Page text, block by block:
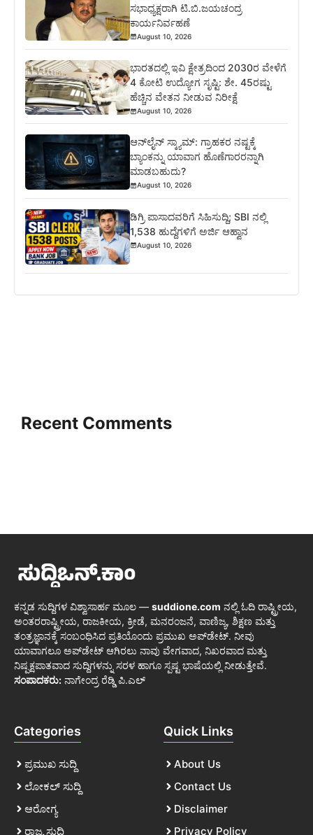
ಸಭಾಧ್ಯಕ್ಷರಾಗಿ ಟಿ.ಬಿ.ಜಯಚಂದ್ರ
ಕಾರ್ಯನಿರ್ವಹಣೆ
August 10, 2026
ಭಾರತದಲ್ಲಿ ಇವಿ ಕ್ಷೇತ್ರದಿಂದ 2030ರ ವೇಳೆಗೆ
4 ಕೋಟಿ ಉದ್ಯೋಗ ಸೃಷ್ಟಿ: ಶೇ. 45ರಷ್ಟು
ಹೆಚ್ಚಿನ ವೇತನ ನೀಡುವ ನಿರೀಕ್ಷೆ
August 10, 2026
ಆನ್‌ಲೈನ್ ಸ್ಕ್ಯಾಮ್: ಗ್ರಾಹಕರ ನಷ್ಟಕ್ಕೆ
ಬ್ಯಾಂಕನ್ನು ಯಾವಾಗ ಹೊಣೆಗಾರರನ್ನಾಗಿ
ಮಾಡಬಹುದು?
August 10, 2026
ಡಿಗ್ರಿ ಪಾಸಾದವರಿಗೆ ಸಿಹಿಸುದ್ದಿ; SBI ನಲ್ಲಿ
1,538 ಹುದ್ದೆಗಳಿಗೆ ಅರ್ಜಿ ಆಹ್ವಾನ
August 10, 2026
Recent Comments
ಕನ್ನಡ ಸುದ್ದಿಗಳ ವಿಶ್ವಾಸಾರ್ಹ ಮೂಲ — suddione.com ನಲ್ಲಿ ಓದಿ ರಾಷ್ಟ್ರೀಯ,
ಅಂತರರಾಷ್ಟ್ರೀಯ, ರಾಜಕೀಯ, ಕ್ರೀಡೆ, ಮನರಂಜನೆ, ವಾಣಿಜ್ಯ, ಶಿಕ್ಷಣ ಮತ್ತು
ತಂತ್ರಜ್ಞಾನಕ್ಕೆ ಸಂಬಂಧಿಸಿದ ಪ್ರತಿಯೊಂದು ಪ್ರಮುಖ ಅಪ್‌ಡೇಟ್. ನೀವು
ಯಾವಾಗಲೂ ಅಪ್‌ಡೇಟ್ ಆಗಿರಲು ನಾವು ವೇಗವಾದ, ನಿಖರವಾದ ಮತ್ತು
ನಿಷ್ಪಕ್ಷಪಾತವಾದ ಸುದ್ದಿಗಳನ್ನು ಸರಳ ಹಾಗೂ ಸ್ಪಷ್ಟ ಭಾಷೆಯಲ್ಲಿ ನೀಡುತ್ತೇವೆ.
ಸಂಪಾದಕರು: ನಾಗೇಂದ್ರ ರೆಡ್ಡಿ ಪಿ.ಎಲ್
Categories
ಪ್ರಮುಖ ಸುದ್ದಿ
ಲೋಕಲ್ ಸುದ್ದಿ
ಆರೋಗ್ಯ
ರಾಜ್ಯ ಸುದ್ದಿ
Quick Links
About Us
Contact Us
Disclaimer
Privacy Policy